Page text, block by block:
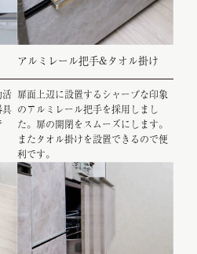
活
具
アルミレール把手&タオル掛け
扉面上辺に設置するシャープな印象
のアルミレール把手を採用しまし
た。扉の開閉をスムーズにします。
またタオル掛けを設置できるので便
利です。